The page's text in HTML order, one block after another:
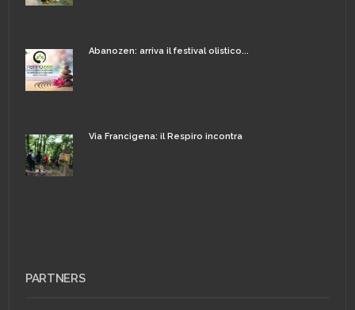
Abanozen: arriva il festival olistico...
Via Francigena: il Respiro incontra
PARTNERS